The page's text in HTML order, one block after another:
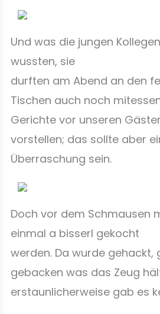
Und was die jungen
wussten, sie
durften am Abend an den
Tischen auch noch
Gerichte vor unseren
vorstellen; das sollte aber
Überraschung sein.
Doch vor dem Schmausen
einmal a bisserl gekocht
werden. Da wurde gehackt,
gebacken was das Zeug
erstaunlicherweise gab es